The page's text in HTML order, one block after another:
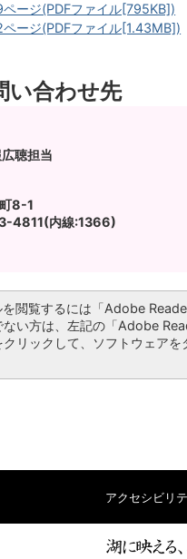
ージ(PDFファイル[795KB])
ージ(PDFファイル[1.43MB])
い合わせ先
聴担当
8-1
4811(内線:1366)
を閲覧するには「Adobe
ない方は、左記の「Adobe
クリックして、ソフトウェア
アクセシビリ